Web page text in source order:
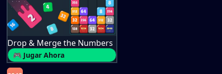
Drop & Merge the Numbers
🎮 Jugar Ahora